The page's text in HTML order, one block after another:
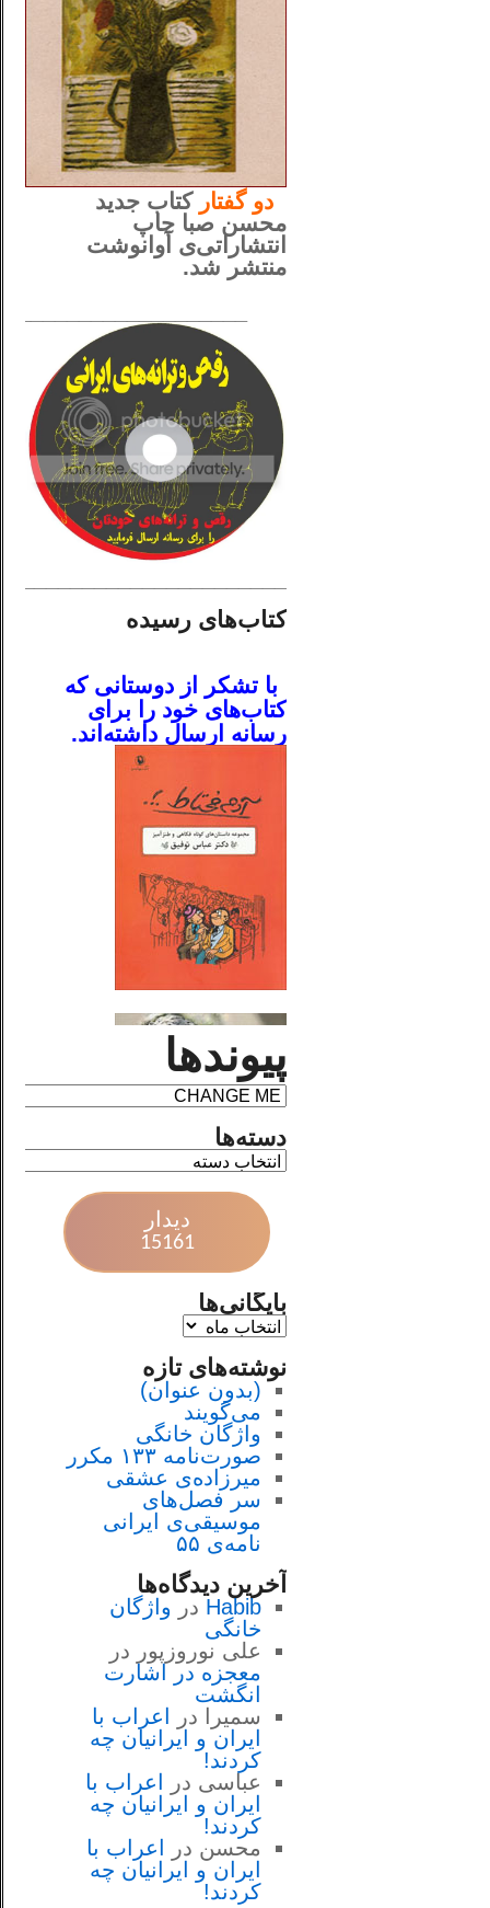
دوگفتار کتاب جدید
محسن صبا چاپ
انتشاراتی‌ی آوانوشت
منتشر شد.
کتاب‌های رسیده
با تشکر از دوستانی که
کتاب‌های خود را برای
رسانه ارسال داشته‌اند.
پیوندها
دسته‌ها
دیدار
15161
بایگانی‌ها
نوشته‌های تازه
(بدون عنوان)
می‌گویند
واژگان خانگی
صورت‌نامه ۱۳۳ مکرر
میرزاده‌ی عشقی
سر فصل‌هاى
موسيقى‌ی ايرانى
نامه‌ی ۵۵
آخرین دیدگاه‌ها
Habib در واژگان
خانگی
علی نوروزپور در
معجزه در اشارت
انگشت
سمیرا
در
اعراب با
ايران و ايرانيان چه
كردند!
عباسی در
اعراب با
ايران و ايرانيان چه
كردند!
محسن در
اعراب با
ايران و ايرانيان چه
كردند!